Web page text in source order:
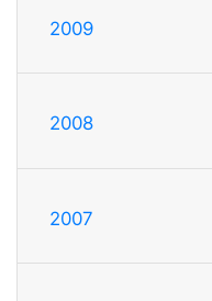
2009
2008
2007